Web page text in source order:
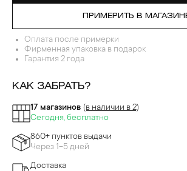
ПРИМЕРИТЬ В
Оплата после примерки
Фирменная упаковка в подарок
Гарантия 2 года
КАК ЗАБРАТЬ?
17 магазинов (в наличии в 2)
Сегодня, бесплатно
860+ пунктов выдачи
Через 1-5 дней
Доставка